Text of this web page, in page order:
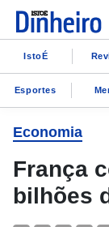
IstoÉ
Esportes
Economia
França
bilhões